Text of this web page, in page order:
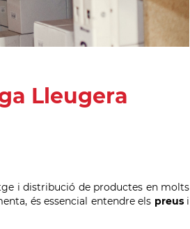
Lleugera
i distribució de productes en molts
és essencial entendre els preusi